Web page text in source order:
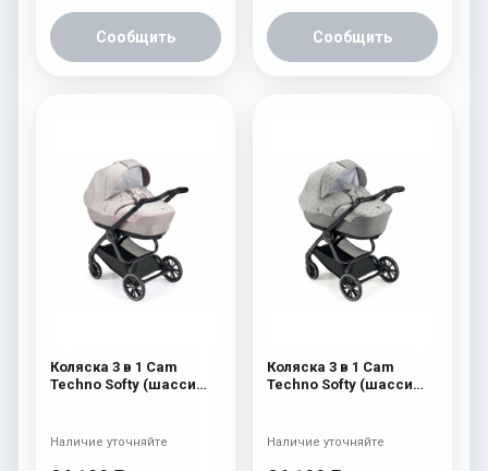
Сообщить Сообщить
Коляска 3 в 1 Cam
Techno Softy (шасси
Наличие уточняйте
Коляска 3 в 1 Cam
Techno Softy (шасси
Наличие уточняйте